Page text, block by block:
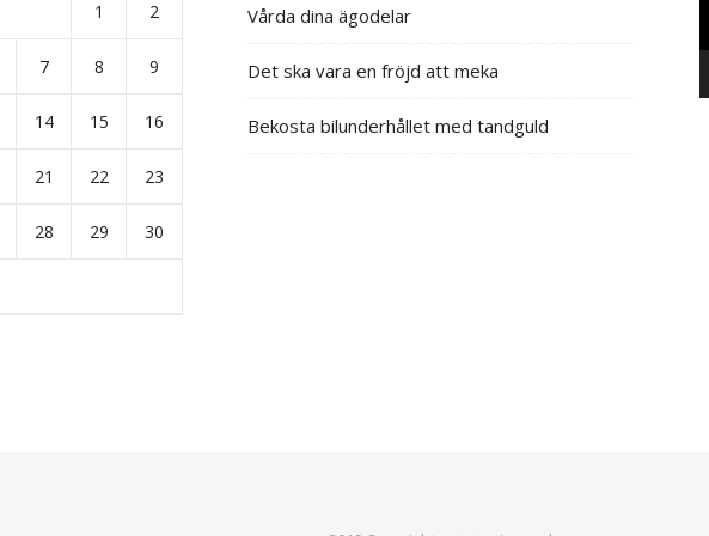
1 2
7 8 9
14 15 16
21 22 23
28 29 30
Vårda dina ägodelar
Det ska vara en fröjd att meka
Bekosta bilunderhållet med tandguld